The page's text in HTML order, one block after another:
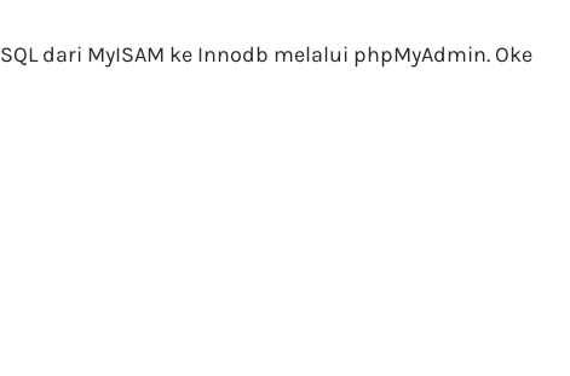
dari MyISAM ke Innodb melalui phpMyAdmin. Oke